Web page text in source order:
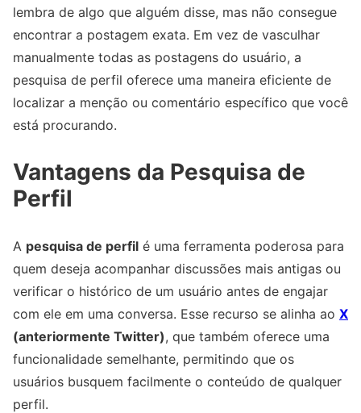
lembra de algo que alguém disse, mas não consegue
encontrar a postagem exata. Em vez de vasculhar
manualmente todas as postagens do usuário, a
pesquisa de perfil oferece uma maneira eficiente de
localizar a menção ou comentário específico que você
está procurando.
Vantagens da Pesquisa de
Perfil
A pesquisa de perfil é uma ferramenta poderosa para
quem deseja acompanhar discussões mais antigas ou
verificar o histórico de um usuário antes de engajar
com ele em uma conversa. Esse recurso se alinha ao X
(anteriormente Twitter), que também oferece uma
funcionalidade semelhante, permitindo que os
usuários busquem facilmente o conteúdo de qualquer
perfil.